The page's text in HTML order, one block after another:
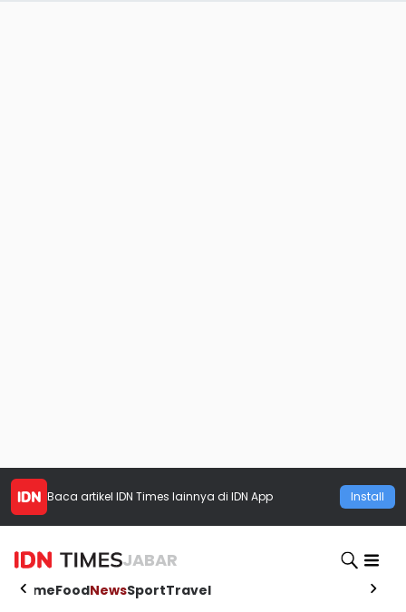
Baca artikel IDN Times lainnya di IDN App Install
JABAR
HomeFoodNewsSportTravel